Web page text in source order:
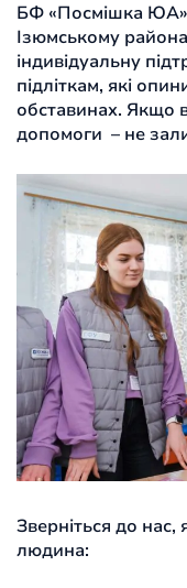
БФ «Посмішка ЮА»
Ізюмському
індивідуальну
підліткам, які
обставинах. Якщо
допомоги – не
Зверніться до
людина: